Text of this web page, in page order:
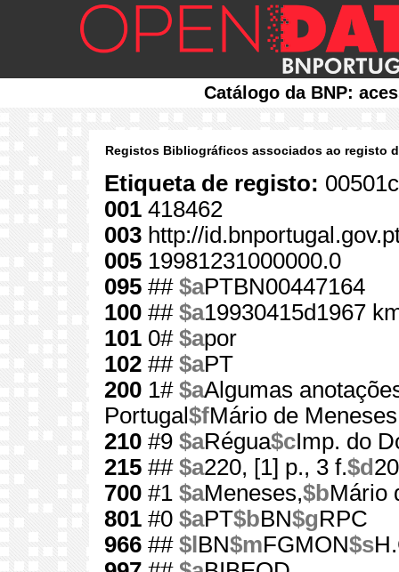
Catálogo da BNP:
Registos Bibliográficos associados ao registo
Etiqueta de registo:
001 418462
003 http://
005 19981231000000.0
095 ## $aPTBN00447164
100 ## $a19930415d1967
101 0# $apor
102 ## $aPT
200 1# $aAlgumas
Portugal$fMário de Meneses
210 #9 $aRégua$cImp. do
215 ## $a220, [1] p., 3 f.$d
700 #1 $aMeneses,$bMário
801 #0 $aPT$bBN$gRPC
966 ## $l BN$mFGMON$s